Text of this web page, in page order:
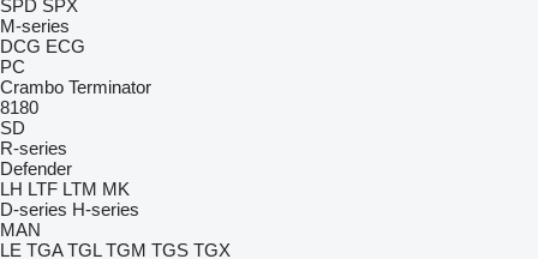
SPD SPX
M-series
DCG ECG
PC
Crambo Terminator
8180
SD
R-series
Defender
LH LTF LTM MK
D-series H-series
MAN
LE TGA TGL TGM TGS TGX